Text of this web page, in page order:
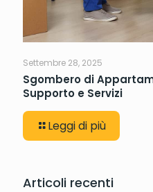
Settembre 28, 2025
Sgombero di
Supporto e Servizi
Leggi di più
Articoli recenti